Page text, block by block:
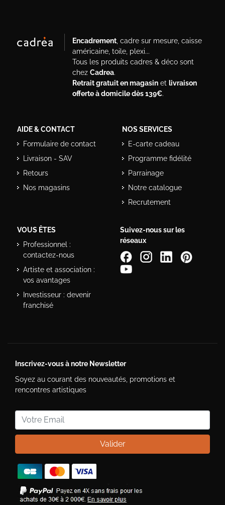
Encadrement, cadre sur mesure, caisse
américaine, toile, plexi...
Tous les produits cadres & déco sont
chez Cadrea.
Retrait gratuit en magasinet livraison
offerte à domicile dès 139€.
AIDE & CONTACT
Formulaire de contact
Livraison - SAV
Retours
Nos magasins
NOS SERVICES
E-carte cadeau
Programme fidélité
Parrainage
Notre catalogue
Recrutement
VOUS ÊTES
Professionnel :
contactez-nous
Artiste et association :
vos avantages
Investisseur : devenir
franchisé
Suivez-nous sur les
réseaux
Inscrivez-vous à notre Newsletter
Soyez au courant des nouveautés, promotions et
rencontres artistiques
Valider